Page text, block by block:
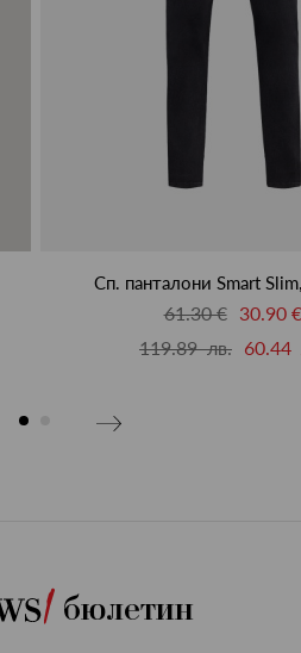
Сп. панталони Smart
61.30 €
30.90 €
119.89 лв. 60.44
бюлетин